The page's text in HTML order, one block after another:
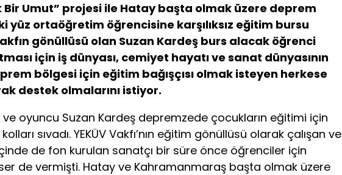
Bir Umut” projesi ile Hatay başta olmak üzere deprem
yüz ortaöğretim öğrencisine karşılıksız eğitim bursu
gönüllüsü olan Suzan Kardeş burs alacak öğrenci
için iş dünyası, cemiyet hayatı ve sanat dünyasının
bölgesi için eğitim bağışçısı olmak isteyen herkese
destek olmalarını istiyor.
ve oyuncu Suzan Kardeş depremzede çocukların eğitimi için
sıvadı. YEKÜV Vakfı’nın eğitim gönüllüsü olarak çalışan ve
de fon kurulan sanatçı bir süre önce öğrenciler için
de vermişti. Hatay ve Kahramanmaraş başta olmak üzere